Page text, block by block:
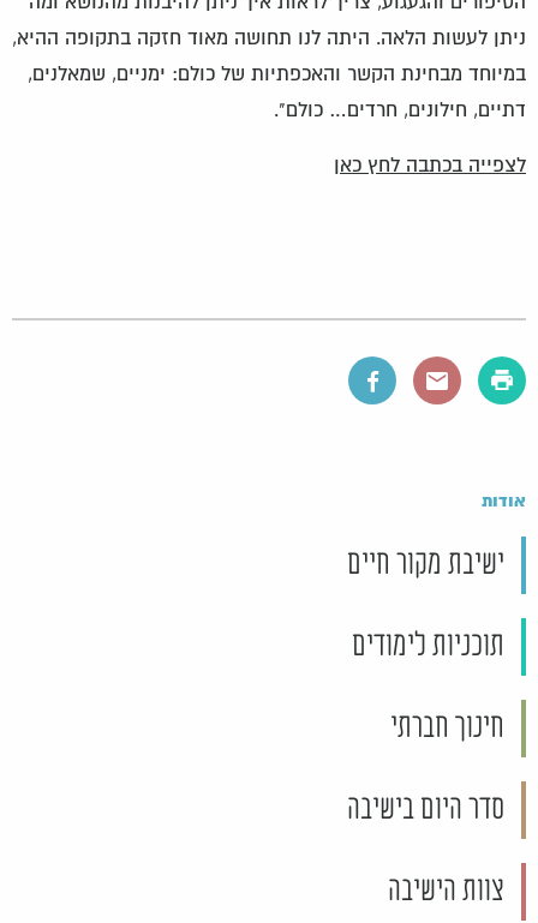
ניתן לעשות הלאה. היתה לנו תחושה מאוד חזקה בתקופה ההיא,
במיוחד מבחינת הקשר והאכפתיות של כולם: ימניים, שמאלנים,
דתיים, חילונים, חרדים… כולם".
לצפייה בכתבה לחץ כאן
אודות
ישיבת מקור חיים
תוכניות לימודים
חינוך חברתי
סדר היום בישיבה
צוות הישיבה